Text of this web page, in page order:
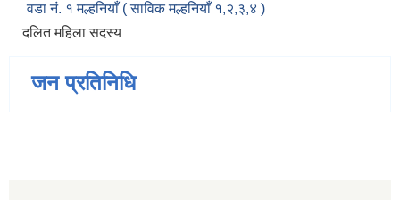
वडा नं. १ मल्हनियाँ ( साविक मल्हनियाँ १,२,३,४ )
दलित महिला सदस्य
जन प्रतिनिधि